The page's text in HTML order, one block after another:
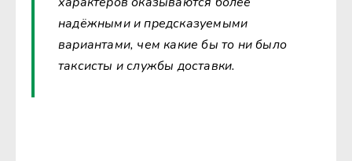
надёжными и предсказуемыми
вариантами, чем какие бы то ни было
таксисты и службы доставки.